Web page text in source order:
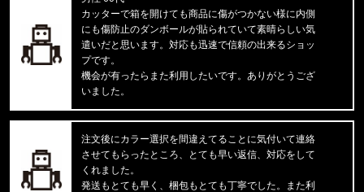
mnml/ミニマル
X214 STRETCH DENIM1487266
東京都のお客様ご注文ありがとうございます。
reversal/リバーサル
東京都のお客様ご注文ありがとうございます。
47 Brand/フォーティーセブンブランド
'47 MVP ヤンキース ドジャース
カッターで箱を開けても商品に傷がつかない様に内側
にも傷防止のダンボールが貼られていて素晴らしい気
遣いだと思います。対応も迅速で信頼の出来るショッ
プです。
機会が有ったらまた利用したいです。ありがとうござ
いました。
注文後にカラー選択を間違えてることに気付いて連絡
させてもらったところ、とても早い返信、対応をして
くれました。
発送もとても早く、梱包もとても丁寧でした。また利